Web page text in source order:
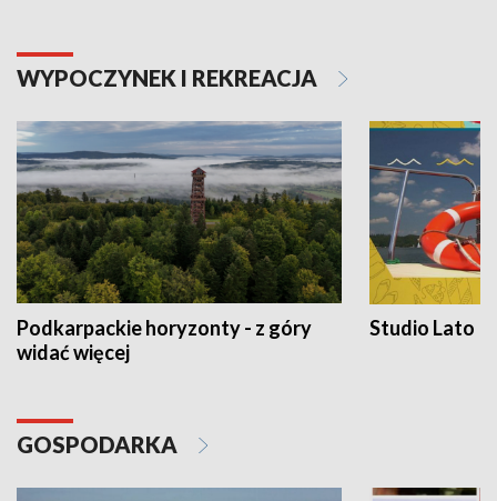
WYPOCZYNEK I REKREACJA
Podkarpackie horyzonty - z góry
widać więcej
Studio Lato
GOSPODARKA